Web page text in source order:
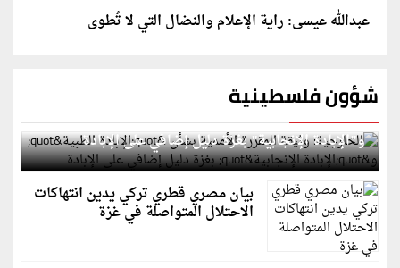
عبدالله عيسى: راية الإعلام والنضال التي لا تُطوى
شؤون فلسطينية
الخارجية: وثيقة المقررة الأممية بشأن "الإبادة الطبية"
و"الإبادة الإنجابية" بغزة دليل إضافي على الإبادة
بيان مصري قطري تركي يدين انتهاكات
الاحتلال المتواصلة في غزة